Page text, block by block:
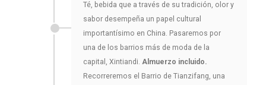
Té, bebida que a través de su tradición, olor y
sabor desempeña un papel cultural
importantísimo en China. Pasaremos por
una de los barrios más de moda de la
capital, Xintiandi. Almuerzo incluido.
Recorreremos el Barrio de Tianzifang, una